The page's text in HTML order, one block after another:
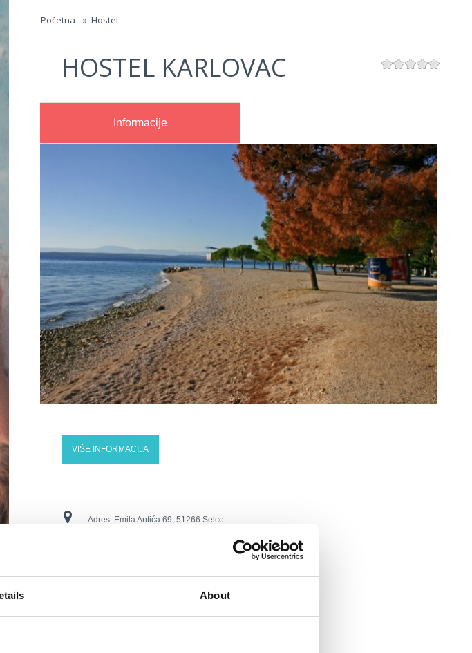
About
Početna » Hostel
HOSTEL KARLOVAC
Informacije
VIŠE INFORMACIJA
Adres: Emila Antića 69, 51266 Selce
Numery kontaktowe: